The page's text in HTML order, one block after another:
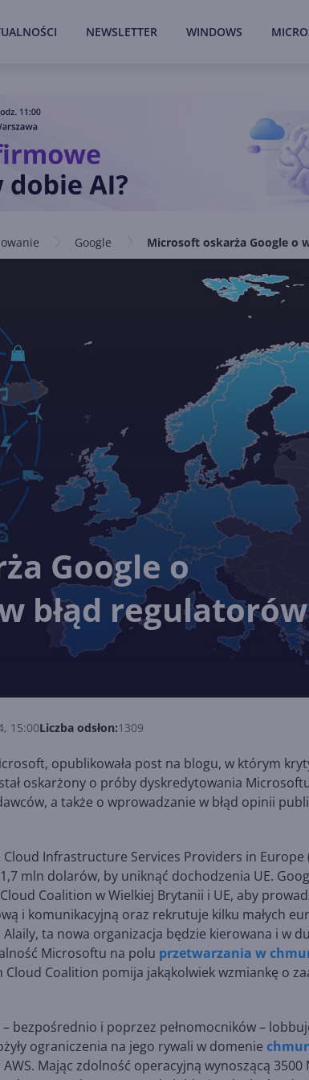
NEWSLETTER WINDOWS
Google Microsoft oskarża Google o
Google o
błąd
15:00Liczba odsłon:1309
opublikowała post na blogu, w którym
oskarżony o próby dyskredytowania
a także o wprowadzanie w błąd opinii
Infrastructure Services Providers in Europe
mln dolarów, by uniknąć dochodzenia UE.
Coalition w Wielkiej Brytanii i UE, aby
i komunikacyjną oraz rekrutuje kilku małych
ta nowa organizacja będzie kierowana i w
Microsoftu na polu przetwarzania w
Coalition pomija jakąkolwiek wzmiankę o
bezpośrednio i poprzez pełnomocników –
ograniczenia na jego rywali w domenie
Mając zdolność operacyjną wynoszącą 3500